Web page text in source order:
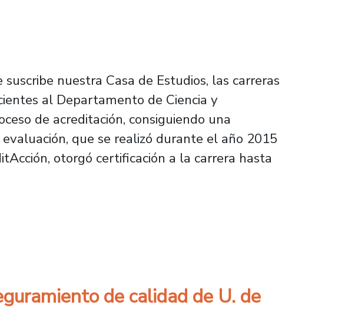
nuestra Casa de Estudios, las carreras
al Departamento de Ciencia y
de acreditación, consiguiendo una
que se realizó durante el año 2015
otorgó certificación a la carrera hasta
en Alimentos
de calidad de U. de